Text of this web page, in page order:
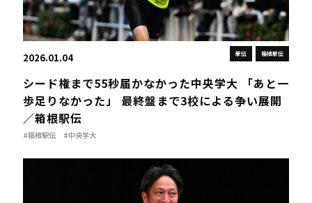
駅伝 箱根駅伝
2026.01.04
シード権まで55秒届かなかった中央学大 「あと一
歩足りなかった」 最終盤まで3校による争い展開
／箱根駅伝
#箱根駅伝 #中央学大